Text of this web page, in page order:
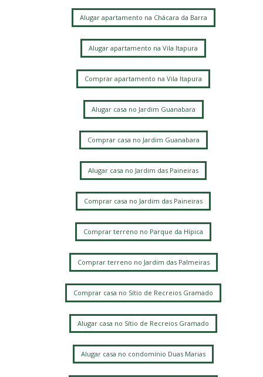
Alugar apartamento na Chácara da Barra
Alugar apartamento na Vila Itapura
Comprar apartamento na Vila Itapura
Alugar casa no Jardim Guanabara
Comprar casa no Jardim Guanabara
Alugar casa no Jardim das Paineiras
Comprar casa no Jardim das Paineiras
Comprar terreno no Parque da Hípica
Comprar terreno no Jardim das Palmeiras
Comprar casa no Sítio de Recreios Gramado
Alugar casa no Sítio de Recreios Gramado
Alugar casa no condomínio Duas Marias